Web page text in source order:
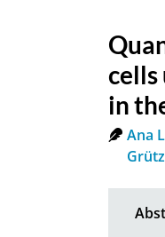
cells
in
Ana